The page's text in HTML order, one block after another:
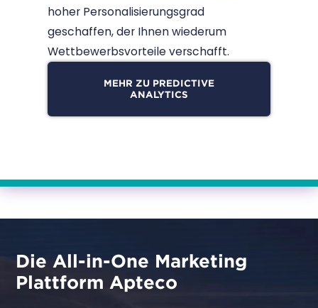
hoher Personalisierungsgrad
geschaffen, der Ihnen wiederum
Wettbewerbsvorteile verschafft.
MEHR ZU PREDICTIVE
ANALYTICS
Die All-in-One Marketing
Plattform Apteco